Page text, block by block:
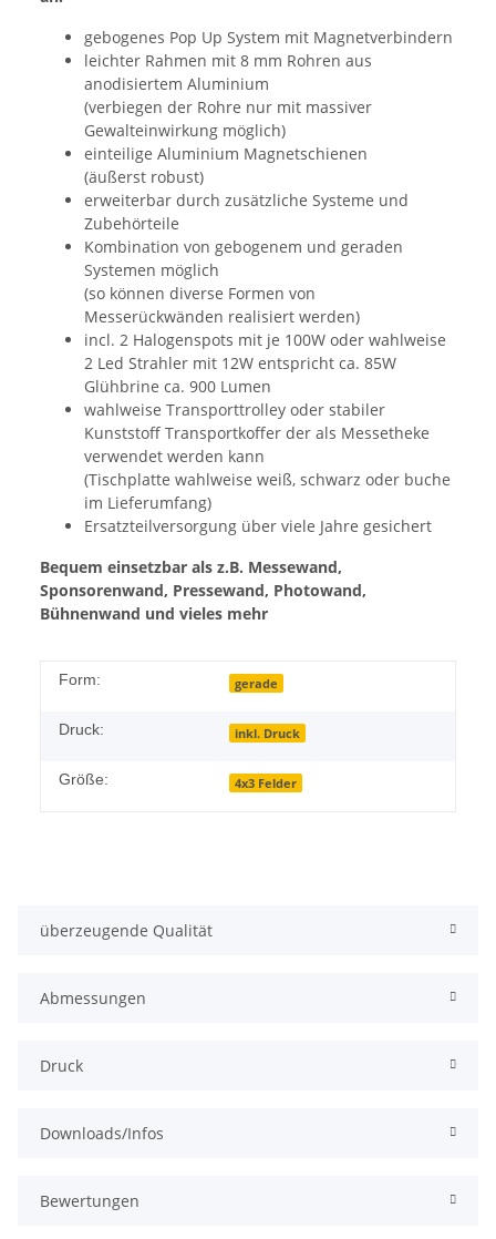
gebogenes Pop Up System mit Magnetverbindern
leichter Rahmen mit 8 mm Rohren aus
anodisiertem Aluminium
(verbiegen der Rohre nur mit massiver
Gewalteinwirkung möglich)
einteilige Aluminium Magnetschienen
(äußerst robust)
erweiterbar durch zusätzliche Systeme und
Zubehörteile
Kombination von gebogenem und geraden
Systemen möglich
(so können diverse Formen von
Messerückwänden realisiert werden)
incl. 2 Halogenspots mit je 100W oder wahlweise
2 Led Strahler mit 12W entspricht ca. 85W
Glühbrine ca. 900 Lumen
wahlweise Transporttrolley oder stabiler
Kunststoff Transportkoffer der als Messetheke
verwendet werden kann
(Tischplatte wahlweise weiß, schwarz oder buche
im Lieferumfang)
Ersatzteilversorgung über viele Jahre gesichert
Bequem einsetzbar als z.B. Messewand,
Sponsorenwand, Pressewand, Photowand,
Bühnenwand und vieles mehr
Form: gerade
Druck: inkl. Druck
Größe: 4x3 Felder
überzeugende Qualität
Abmessungen
Druck
Downloads/Infos
Bewertungen